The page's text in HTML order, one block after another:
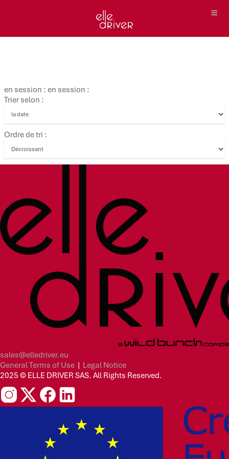
en session : en session :
Trier selon :
Ordre de tri :
sales@elledriver.eu
General Terms of Use | Legal Notice
2025 © ELLE DRIVER SAS. All Rights Reserved.